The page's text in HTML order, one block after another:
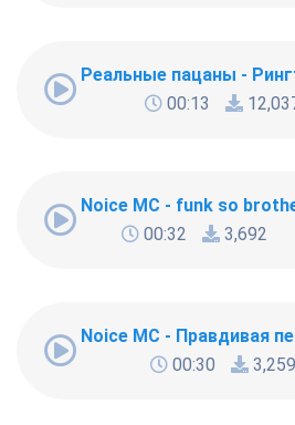
Реальные пацаны -
00:13
Noice MC - funk so
00:32
3,692
Noice MC - Правдивая
00:30
3,259